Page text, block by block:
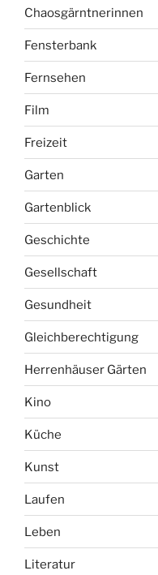
Chaosgärntnerinnen
Fensterbank
Fernsehen
Film
Freizeit
Garten
Gartenblick
Geschichte
Gesellschaft
Gesundheit
Gleichberechtigung
Herrenhäuser Gärten
Kino
Küche
Kunst
Laufen
Leben
Literatur